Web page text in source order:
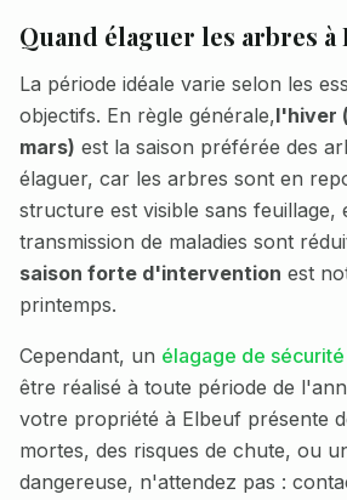
Quand élaguer les arbres à
La période idéale varie selon les
objectifs. En règle générale,l'hiver
mars) est la saison préférée des
élaguer, car les arbres sont en
structure est visible sans feuillage,
transmission de maladies sont
saison forte d'intervention est
printemps.
Cependant, un élagage de
être réalisé à toute période de
votre propriété à Elbeuf présente
mortes, des risques de chute, ou
dangereuse, n'attendez pas :